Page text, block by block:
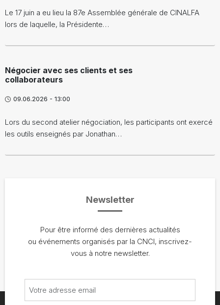
Le 17 juin a eu lieu la 87e Assemblée générale de CINALFA
lors de laquelle, la Présidente…
Négocier avec ses clients et ses
collaborateurs
09.06.2026 - 13:00
Lors du second atelier négociation, les participants ont exercé
les outils enseignés par Jonathan…
Newsletter
Pour être informé des dernières actualités
ou événements organisés par la CNCI, inscrivez-
vous à notre newsletter.